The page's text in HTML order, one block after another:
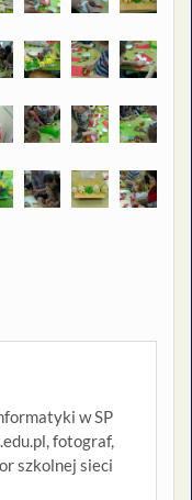
w SP
fotograf,
szkolnej sieci